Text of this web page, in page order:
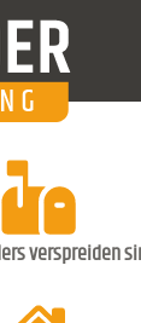
verspreiden